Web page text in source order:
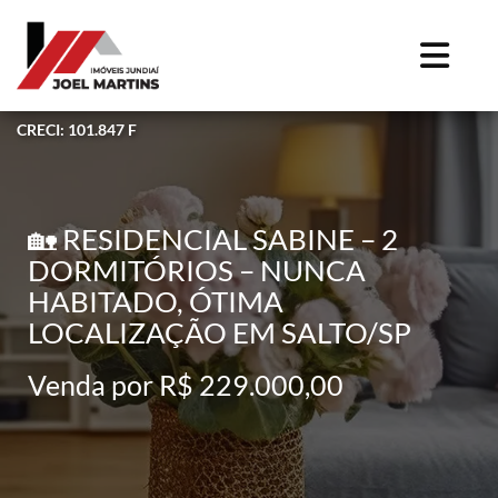
CRECI: 101.847 F
🏡 RESIDENCIAL SABINE – 2
DORMITÓRIOS – NUNCA
HABITADO, ÓTIMA
LOCALIZAÇÃO EM SALTO/SP
Venda por R$ 229.000,00